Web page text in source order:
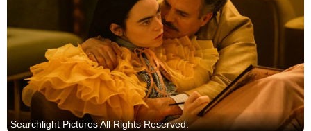
Searchlight Pictures All Rights Reserved.